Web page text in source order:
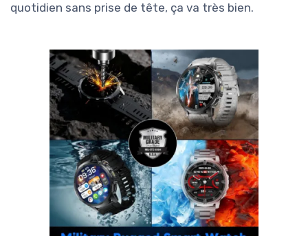
quotidien sans prise de tête, ça va très bien.